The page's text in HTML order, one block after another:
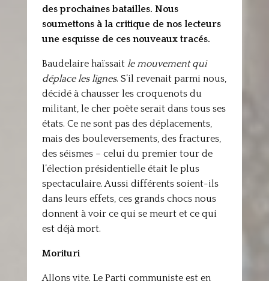
des prochaines batailles. Nous
soumettons à la critique de nos lecteurs
une esquisse de ces nouveaux tracés.
Baudelaire haïssait le mouvement qui
déplace les lignes. S’il revenait parmi nous,
décidé à chausser les croquenots du
militant, le cher poète serait dans tous ses
états. Ce ne sont pas des déplacements,
mais des bouleversements, des fractures,
des séismes – celui du premier tour de
l’élection présidentielle était le plus
spectaculaire. Aussi différents soient-ils
dans leurs effets, ces grands chocs nous
donnent à voir ce qui se meurt et ce qui
est déjà mort.
Morituri
Allons vite. Le Parti communiste est en